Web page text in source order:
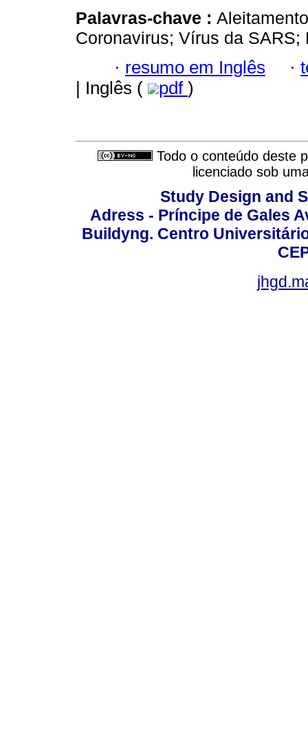
Palavras-chave :
Coronavirus; Vírus da
· resumo em Inglês ·
| Inglês (
pdf )
Todo o conteúdo deste
licenciado sob
Study Design and
Adress - Príncipe de Gales
Buildyng. Centro